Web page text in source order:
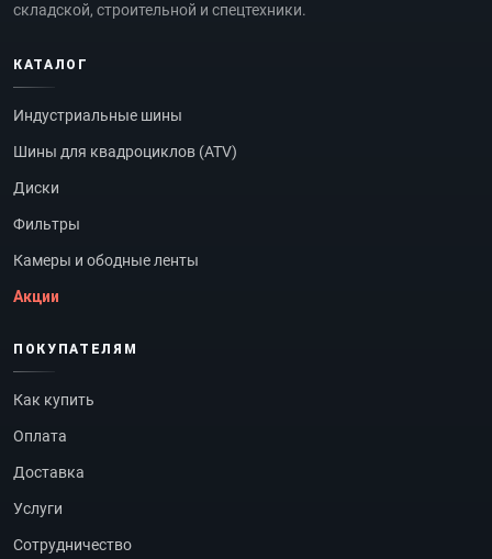
складской, строительной и спецтехники.
КАТАЛОГ
Индустриальные шины
Шины для квадроциклов (ATV)
Диски
Фильтры
Камеры и ободные ленты
Акции
ПОКУПАТЕЛЯМ
Как купить
Оплата
Доставка
Услуги
Сотрудничество